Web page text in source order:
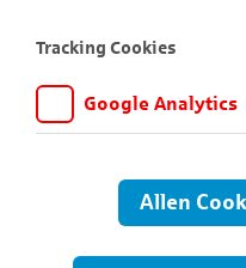
aktiviert sein.
Tracking Cookies
Google Analytics
anpassen und verbessern
Google Analytics. Dieses
Allen